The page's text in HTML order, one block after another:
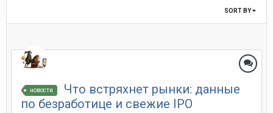
SORT BY
новости
Что встряхнет рынки: данные
по безработице и свежие IPO